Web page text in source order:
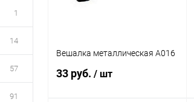
1
14
57
91
Вешалка металлическая A016
33 руб. / шт